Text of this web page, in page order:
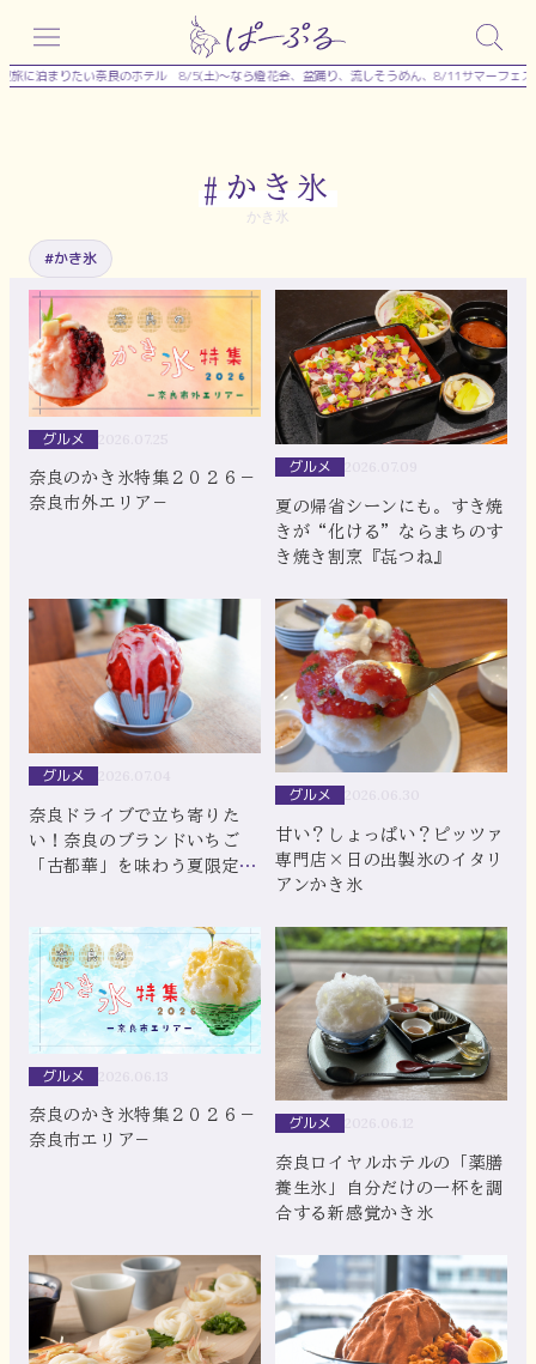
容
泊まりたい奈良のホテル 8/5(土)～なら燈花会、盆踊り、流しそうめん、8/11サマーフェステ
# かき氷
かき氷
#かき氷
グルメ
奈良のかき氷特集２０２６－
奈良市外エリア－
グルメ
夏の帰省シーンにも。すき焼
きが“化ける”ならまちのす
き焼き割烹『㐂つね』
グルメ
奈良ドライブで立ち寄りた
い！奈良のブランドいちご
「古都華」を味わう夏限定か
グルメ
甘い？しょっぱい？ピッツァ
専門店×日の出製氷のイタリ
アンかき氷
グルメ
奈良のかき氷特集２０２６－
奈良市エリア－
グルメ
奈良ロイヤルホテルの「薬膳
養生氷」自分だけの一杯を調
合する新感覚かき氷